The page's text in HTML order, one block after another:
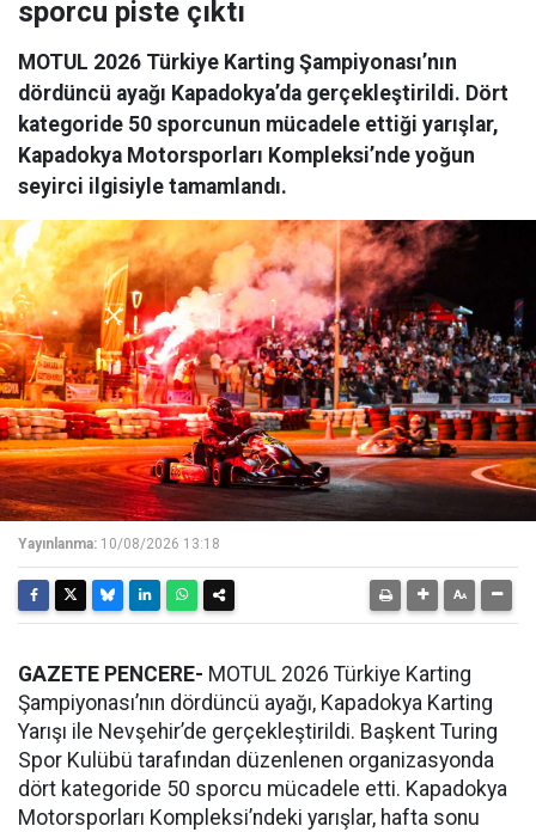
sporcu piste çıktı
MOTUL 2026 Türkiye Karting Şampiyonası’nın
dördüncü ayağı Kapadokya’da gerçekleştirildi. Dört
kategoride 50 sporcunun mücadele ettiği yarışlar,
Kapadokya Motorsporları Kompleksi’nde yoğun
seyirci ilgisiyle tamamlandı.
Yayınlanma: 10/08/2026 13:18
GAZETE PENCERE- MOTUL 2026 Türkiye Karting
Şampiyonası’nın dördüncü ayağı, Kapadokya Karting
Yarışı ile Nevşehir’de gerçekleştirildi. Başkent Turing
Spor Kulübü tarafından düzenlenen organizasyonda
dört kategoride 50 sporcu mücadele etti. Kapadokya
Motorsporları Kompleksi’ndeki yarışlar, hafta sonu